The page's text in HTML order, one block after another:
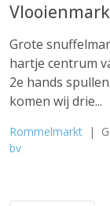
Grote
hartje centrum
2e hands
komen wij drie...
Rommelmarkt |
bv